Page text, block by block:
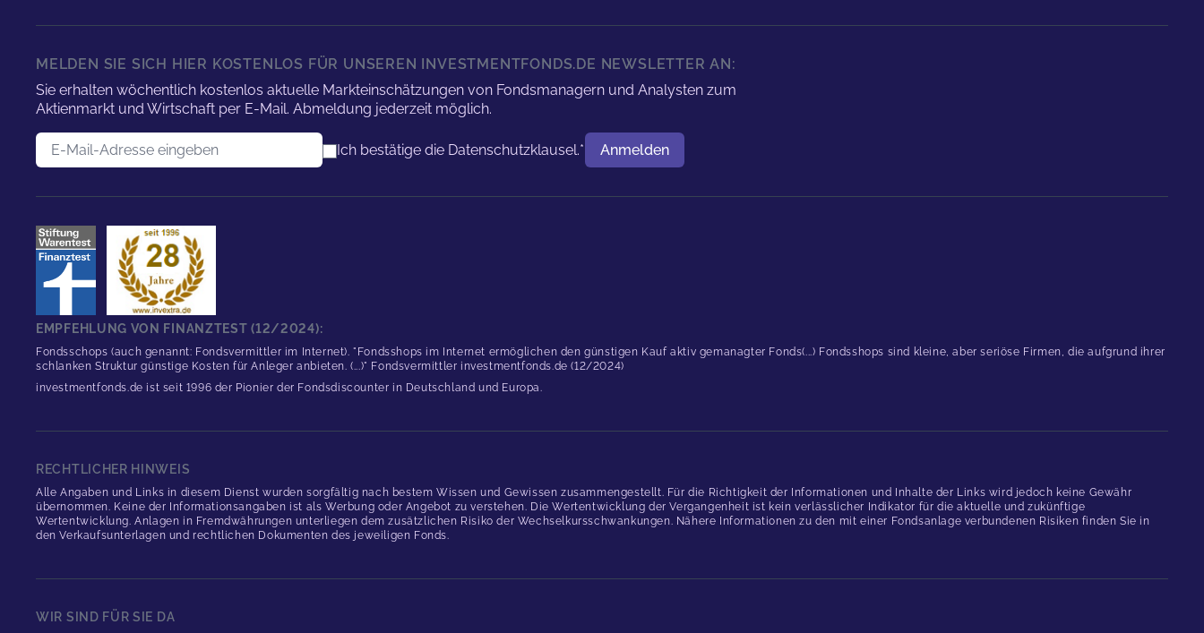
MELDEN SIE SICH HIER KOSTENLOS FÜR UNSEREN INVESTMENTFONDS.DE NEWSLETTER AN:
Sie erhalten wöchentlich kostenlos aktuelle Markteinschätzungen von Fondsmanagern und Analysten zum
Aktienmarkt und Wirtschaft per E-Mail. Abmeldung jederzeit möglich.
E-Mail-Adresse
Ich bestätige die Datenschutzklausel.* Benutzername
Anmelden
EMPFEHLUNG VON FINANZTEST (12/2024):
Fondsschops (auch genannt: Fondsvermittler im Internet). "Fondsshops im Internet ermöglichen den günstigen Kauf aktiv gemanagter Fonds(...) Fondsshops sind kleine, aber seriöse Firmen, die aufgrund ihrer
schlanken Struktur günstige Kosten für Anleger anbieten. (...)" Fondsvermittler investmentfonds.de (12/2024)
investmentfonds.de ist seit 1996 der Pionier der Fondsdiscounter in Deutschland und Europa.
RECHTLICHER HINWEIS
Alle Angaben und Links in diesem Dienst wurden sorgfältig nach bestem Wissen und Gewissen zusammengestellt. Für die Richtigkeit der Informationen und Inhalte der Links wird jedoch keine Gewähr
übernommen. Keine der Informationsangaben ist als Werbung oder Angebot zu verstehen. Die Wertentwicklung der Vergangenheit ist kein verlässlicher Indikator für die aktuelle und zukünftige
Wertentwicklung. Anlagen in Fremdwährungen unterliegen dem zusätzlichen Risiko der Wechselkursschwankungen. Nähere Informationen zu den mit einer Fondsanlage verbundenen Risiken finden Sie in
den Verkaufsunterlagen und rechtlichen Dokumenten des jeweiligen Fonds.
WIR SIND FÜR SIE DA